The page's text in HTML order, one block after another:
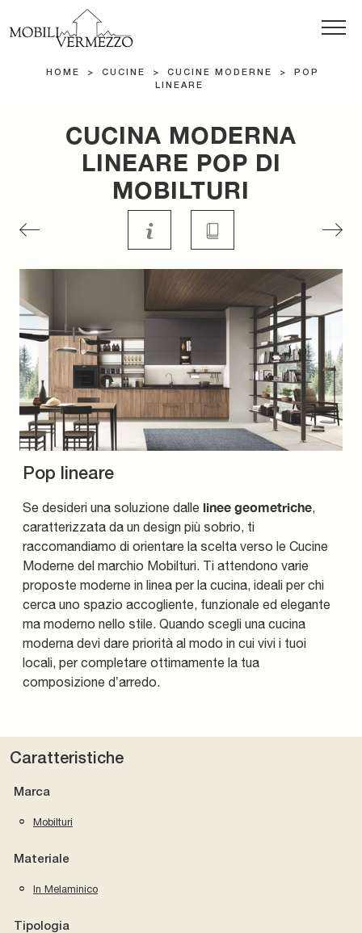
HOME > CUCINE > CUCINE MODERNE >
POP
LINEARE
CUCINA MODERNA
LINEARE POP DI
MOBILTURI
Pop lineare
Se desideri una soluzione dalle linee geometriche,
caratterizzata da un design più sobrio, ti
raccomandiamo di orientare la scelta verso le Cucine
Moderne del marchio Mobilturi. Ti attendono varie
proposte moderne in linea per la cucina, ideali per chi
cerca uno spazio accogliente, funzionale ed elegante
ma moderno nello stile. Quando scegli una cucina
moderna devi dare priorità al modo in cui vivi i tuoi
locali, per completare ottimamente la tua
composizione d’arredo.
Caratteristiche
Marca
Mobilturi
Materiale
In Melaminico
Tipologia